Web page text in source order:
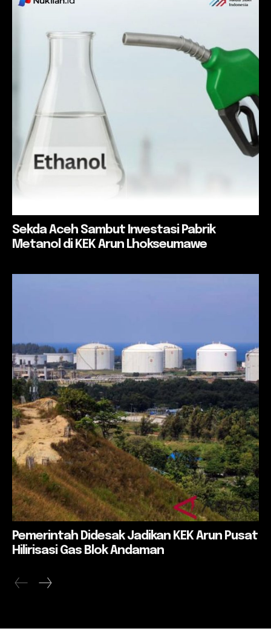
Sekda Aceh Sambut Investasi Pabrik
Metanol di KEK Arun Lhokseumawe
Pemerintah Didesak Jadikan KEK Arun Pusat
Hilirisasi Gas Blok Andaman